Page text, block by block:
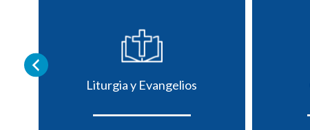
Liturgia y Evangelios